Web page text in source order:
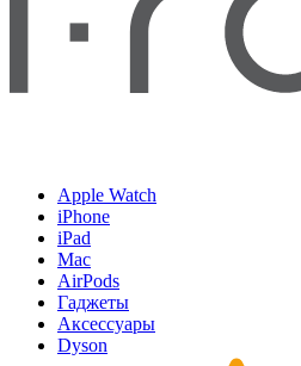
Apple Watch
iPhone
iPad
Mac
AirPods
Гаджеты
Аксессуары
Dyson